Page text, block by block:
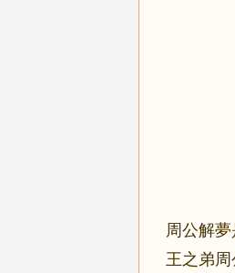
周公解
王之弟